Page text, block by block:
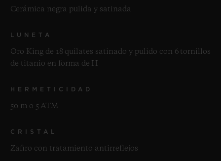
Cerámica negra pulida y satinada
LUNETA
Oro King de 18 quilates satinado y pulido con 6 tornillos
de titanio en forma de H
HERMETICIDAD
50 m o 5 ATM
CRISTAL
Zafiro con tratamiento antirreflejos